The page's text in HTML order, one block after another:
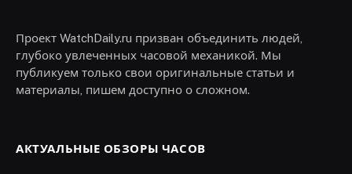
Проект WatchDaily.ru призван объединить людей,
глубоко увлеченных часовой механикой. Мы
публикуем только свои оригинальные статьи и
материалы, пишем доступно о сложном.
АКТУАЛЬНЫЕ ОБЗОРЫ ЧАСОВ